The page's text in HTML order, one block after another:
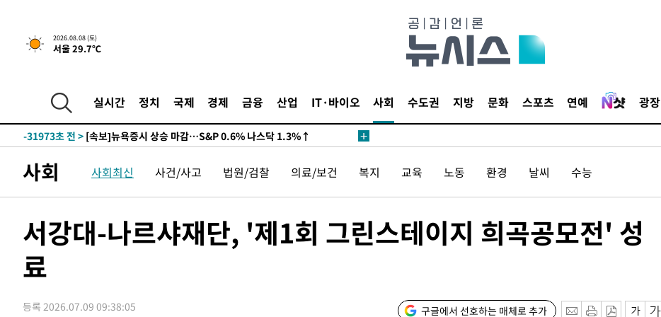
2026.08.08 (토)
서울 29.7℃
실시간 정치 국제 경제 금융 산업 IT·바이오 사회 수도권 지방 문화 스포츠 연예 광장
-31973초 전 > [속보]뉴욕증시 상승 마감…S&P 0.6% 나스닥 1.3%↑
사회 사회최신 사건/사고 법원/검찰 의료/보건 복지 교육 노동 환경 날씨 수능
서강대-나르샤재단, '제1회 그린스테이지 희곡공모전' 성
료
등록 2026.07.09 09:38:05 구글에서 선호하는 매체로 추가